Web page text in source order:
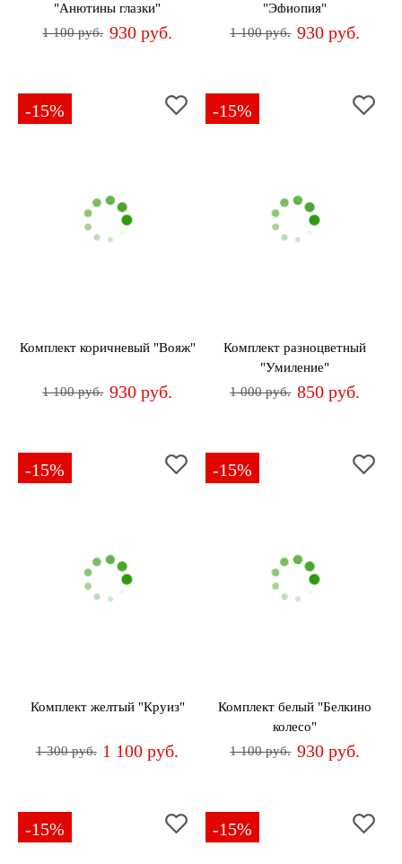
"Анютины глазки"
1 100 руб. 930 руб.
"Эфиопия"
1 100 руб. 930 руб.
-15%
Комплект коричневый "Вояж"
1 100 руб. 930 руб.
-15%
Комплект разноцветный
"Умиление"
1 000 руб. 850 руб.
-15%
Комплект желтый "Круиз"
1 300 руб. 1 100 руб.
-15%
Комплект белый "Белкино
колесо"
1 100 руб. 930 руб.
-15% -15%